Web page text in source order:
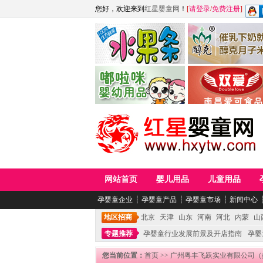
您好，欢迎来到 红星婴童网 ！ [请登录/免费注册]
江西麦嘟嘟食品有限公司
青岛嘟啦咪婴幼儿用品公司
江西醇之客月子米
网站首页 婴儿用品 儿童用品
孕婴童企业 ┆ 孕婴童产品 ┆ 孕婴童市场 ┆ 新闻中心
地区招商 北京 天津 山东 河南 河北 内蒙
山
专题推荐
孕婴童行业发展前景及开店指南 孕
您当前位置： 首页 >> 广州粤丰飞跃实业有限公司